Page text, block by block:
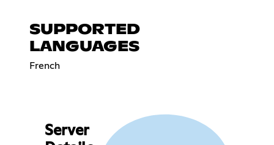
SUPPORTED
LANGUAGES
French
Server